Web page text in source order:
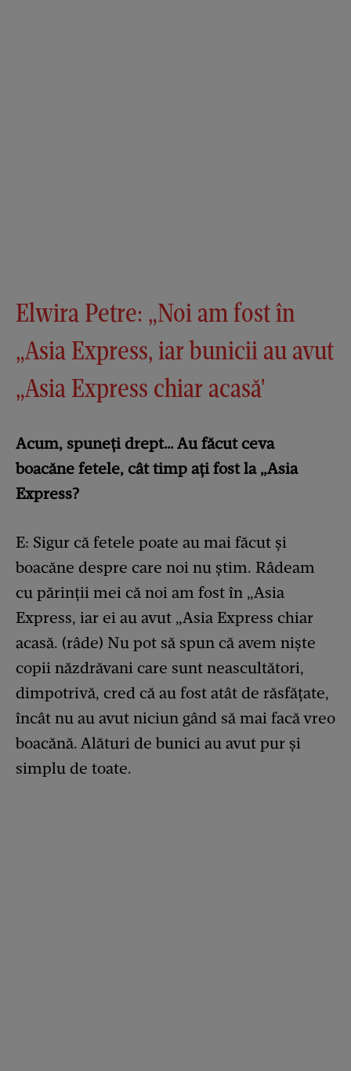
Elwira Petre: „Noi am fost în
„Asia Express, iar bunicii au avut
„Asia Express chiar acasă'
Acum, spuneți drept… Au făcut ceva
boacăne fetele, cât timp ați fost la „Asia
Express?
E: Sigur că fetele poate au mai făcut și
boacăne despre care noi nu știm. Râdeam
cu părinții mei că noi am fost în „Asia
Express, iar ei au avut „Asia Express chiar
acasă. (râde) Nu pot să spun că avem niște
copii năzdrăvani care sunt neascultători,
dimpotrivă, cred că au fost atât de răsfățate,
încât nu au avut niciun gând să mai facă vreo
boacănă. Alături de bunici au avut pur și
simplu de toate.